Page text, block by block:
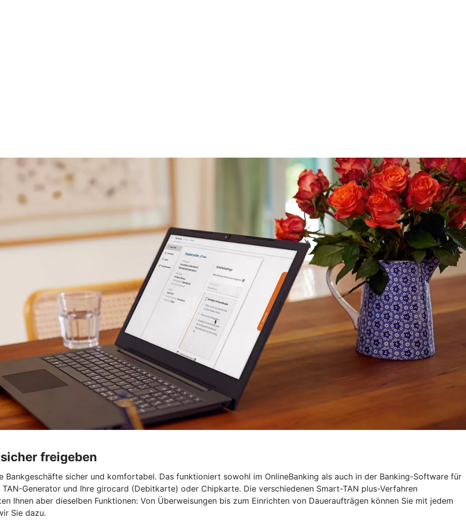
freigeben
Bankgeschäfte sicher und komfortabel. Das funktioniert sowohl im OnlineBanking als auch in der Banking-Software für
Generator und Ihre girocard (Debitkarte) oder Chipkarte. Die verschiedenen Smart-TAN plus-Verfahren
Ihnen aber dieselben Funktionen: Von Überweisungen bis zum Einrichten von Daueraufträgen können Sie mit jedem
Sie dazu.